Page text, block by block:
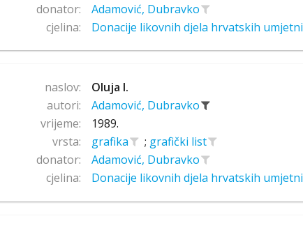
donator:
Adamović, Dubravko
cjelina:
Donacije likovnih djela hrvatskih
naslov:
Oluja I.
autori:
Adamović, Dubravko
vrijeme:
1989.
vrsta:
grafika ; grafički list
donator:
Adamović, Dubravko
cjelina:
Donacije likovnih djela hrvatskih